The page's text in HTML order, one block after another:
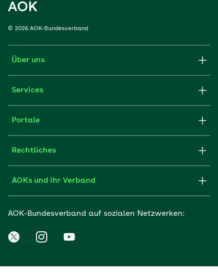
AOK
© 2026 AOK-Bundesverband
Über uns
Services
Portale
Rechtliches
AOKs und ihr Verband
AOK-Bundesverband auf sozialen Netzwerken: